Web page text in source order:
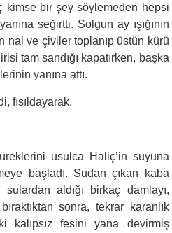
kimse bir şey söylemeden hepsi
seğirtti. Solgun ay ışığının
nal ve çiviler toplanıp üstün kürü
tam sandığı kapatırken, başka
yanına attı.
fısıldayarak.
usulca Haliç’in suyuna
başladı. Sudan çıkan kaba
aldığı birkaç damlayı,
sonra, tekrar karanlık
kalıpsız fesini yana devirmiş